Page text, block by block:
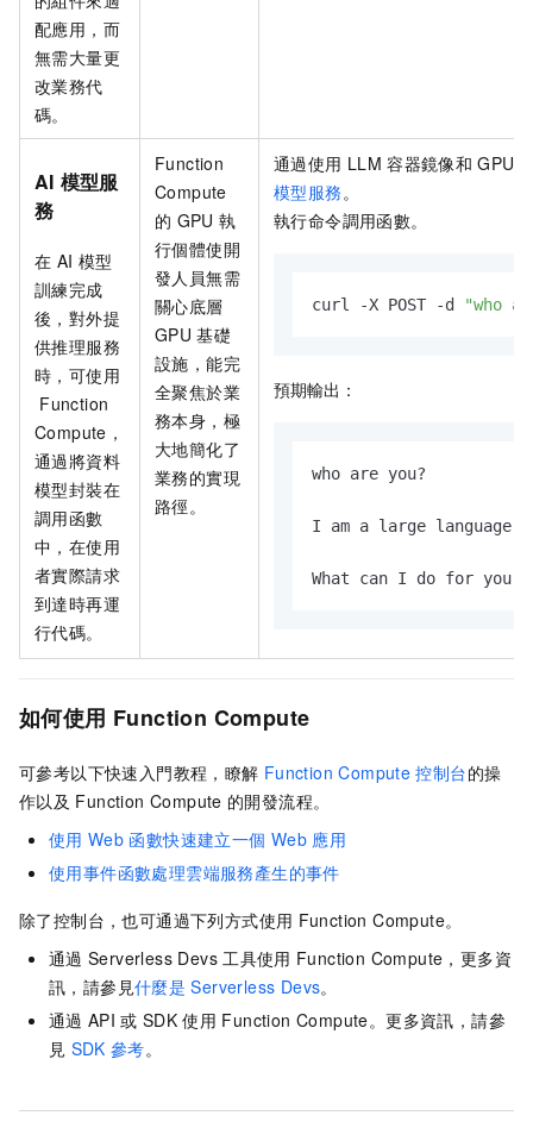
配應用，而
無需大量更
改業務代
碼。
AI 模型服
務
在 AI 模型
訓練完成
後，對外提
供推理服務
時，可使用
Function
Compute，
通過將資料
模型封裝在
調用函數
中，在使用
者實際請求
到達時再運
行代碼。
Function
Compute
的 GPU 執
行個體使開
發人員無需
關心底層
GPU 基礎
設施，能完
全聚焦於業
務本身，極
大地簡化了
業務的實現
路徑。
通過使用 LLM 容器鏡像和 GPU
模型服務。
執行命令調用函數。
curl -X POST -d "who
預期輸出：
who are you?
I am a large language
What can I do for you
如何使用 Function Compute
可參考以下快速入門教程，瞭解 Function Compute 控制台的操
作以及 Function Compute 的開發流程。
使用 Web 函數快速建立一個 Web 應用
使用事件函數處理雲端服務產生的事件
除了控制台，也可通過下列方式使用 Function Compute。
通過 Serverless Devs 工具使用 Function Compute，更多資
訊，請參見什麼是 Serverless Devs。
通過 API 或 SDK 使用 Function Compute。更多資訊，請參
見 SDK 參考。